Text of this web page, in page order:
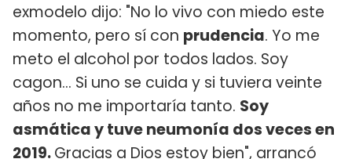
exmodelo dijo: "No lo vivo con miedo este
momento, pero sí con prudencia. Yo me
meto el alcohol por todos lados. Soy
cagon... Si uno se cuida y si tuviera veinte
años no me importaría tanto. Soy
asmática y tuve neumonía dos veces en
2019.Gracias a Dios estoy bien", arrancó